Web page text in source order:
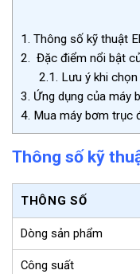
1. Thông số kỹ thuật
2. Đặc điểm nổi bật
2.1. Lưu ý khi
3. Ứng dụng của máy
4. Mua máy bơm trục
Thông số kỹ
THÔNG SỐ
Dòng sản phẩm
Công suất